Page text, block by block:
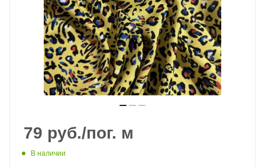
79 руб./пог. м
В наличии